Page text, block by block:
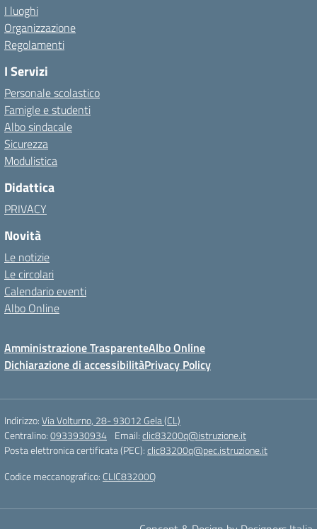
I luoghi
Organizzazione
Regolamenti
I Servizi
Personale scolastico
Famigle e studenti
Albo sindacale
Sicurezza
Modulistica
Didattica
PRIVACY
Novità
Le notizie
Le circolari
Calendario eventi
Albo Online
Amministrazione TrasparenteAlbo Online
Dichiarazione di accessibilitàPrivacy Policy
Indirizzo:Via Volturno, 28- 93012 Gela (CL)
Centralino:0933930934 Email:clic83200q@istruzione.it
Posta elettronica certificata (PEC):clic83200q@pec.istruzione.it
Codice meccanografico: CLIC83200Q